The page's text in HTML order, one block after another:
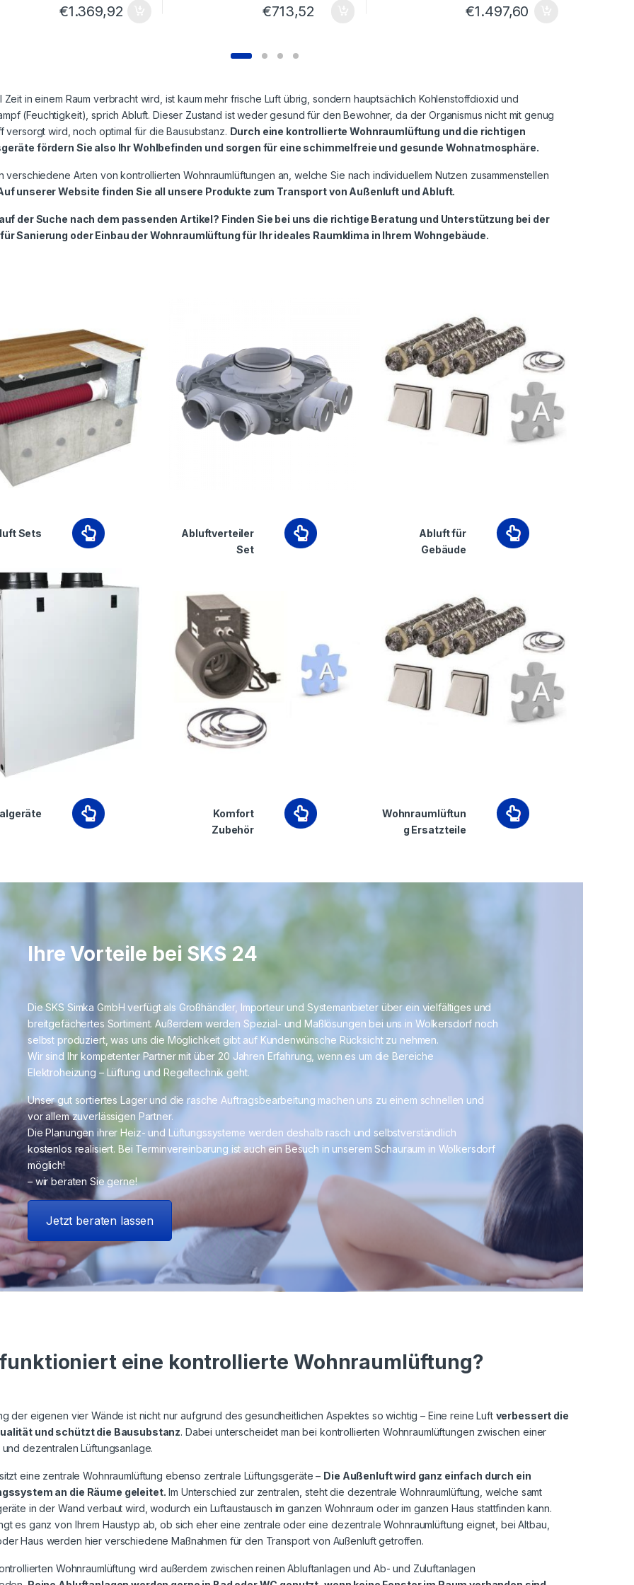
€1.369,92 €713,52 €1.497,60
Zeit in einem Raum verbracht wird, ist kaum mehr frische Luft übrig, sondern hauptsächlich Kohlenstoffdioxid und
(Feuchtigkeit), sprich Abluft. Dieser Zustand ist weder gesund für den Bewohner, da der Organismus nicht mit genug
versorgt wird, noch optimal für die Bausubstanz. Durch eine kontrollierte Wohnraumlüftung und die richtigen
fördern Sie also Ihr Wohlbefinden und sorgen für eine schimmelfreie und gesunde Wohnatmosphäre.
verschiedene Arten von kontrollierten Wohnraumlüftungen an, welche Sie nach individuellem Nutzen zusammenstellen
unserer Website finden Sie all unsere Produkte zum Transport von Außenluft und Abluft.
der Suche nach dem passenden Artikel? Finden Sie bei uns die richtige Beratung und Unterstützung bei der
Sanierung oder Einbau der Wohnraumlüftung für Ihr ideales Raumklima in Ihrem Wohngebäude.
Sets
Abluftverteiler
Set
Abluft für
Gebäude
Komfort
Zubehör
Wohnraumlüftun
g Ersatzteile
Ihre Vorteile bei SKS 24
Die SKS Simka GmbH verfügt als Großhändler, Importeur und Systemanbieter über ein vielfältiges und
breitgefächertes Sortiment. Außerdem werden Spezial- und Maßlösungen bei uns in Wolkersdorf noch
selbst produziert, was uns die Möglichkeit gibt auf Kundenwünsche Rücksicht zu nehmen.
Wir sind Ihr kompetenter Partner mit über 20 Jahren Erfahrung, wenn es um die Bereiche
Elektroheizung – Lüftung und Regeltechnik geht.
Unser gut sortiertes Lager und die rasche Auftragsbearbeitung machen uns zu einem schnellen und
vor allem zuverlässigen Partner.
Die Planungen ihrer Heiz- und Lüftungssysteme werden deshalb rasch und selbstverständlich
kostenlos realisiert. Bei Terminvereinbarung ist auch ein Besuch in unserem Schauraum in Wolkersdorf
möglich!
– wir beraten Sie gerne!
Jetzt beraten lassen
eine kontrollierte Wohnraumlüftung?
der eigenen vier Wände ist nicht nur aufgrund des gesundheitlichen Aspektes so wichtig – Eine reine Luft verbessert die
und schützt die Bausubstanz. Dabei unterscheidet man bei kontrollierten Wohnraumlüftungen zwischen einer
dezentralen Lüftungsanlage.
eine zentrale Wohnraumlüftung ebenso zentrale Lüftungsgeräte – Die Außenluft wird ganz einfach durch ein
an die Räume geleitet. Im Unterschied zur zentralen, steht die dezentrale Wohnraumlüftung, welche samt
in der Wand verbaut wird, wodurch ein Luftaustausch im ganzen Wohnraum oder im ganzen Haus stattfinden kann.
es ganz von Ihrem Haustyp ab, ob sich eher eine zentrale oder eine dezentrale Wohnraumlüftung eignet, bei Altbau,
Haus werden hier verschiedene Maßnahmen für den Transport von Außenluft getroffen.
Wohnraumlüftung wird außerdem zwischen reinen Abluftanlagen und Ab- und Zuluftanlagen